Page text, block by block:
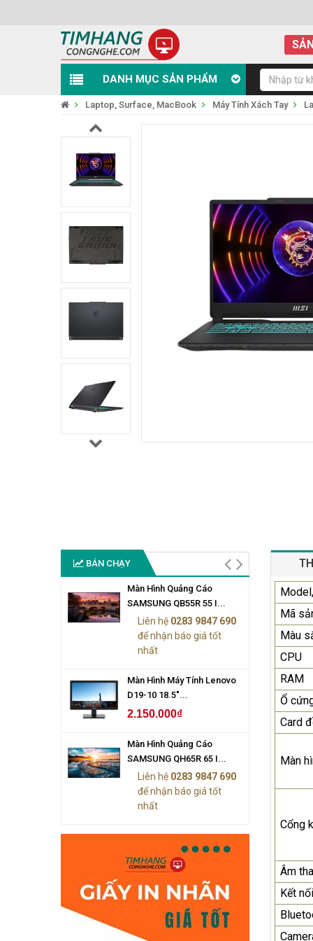
DANH MỤC SẢN PHẨM
Laptop, Surface, MacBook Máy Tính Xách Tay
BÁN CHẠY
Màn Hình Quảng Cáo
SAMSUNG QB55R 55 I...
Liên hệ 0283 9847 690
để nhận báo giá tốt
nhất
Màn Hình Máy Tính Lenovo
D19-10 18.5"...
2.150.000₫
Màn Hình Quảng Cáo
SAMSUNG QH65R 65 I...
Liên hệ 0283 9847 690
để nhận báo giá tốt
nhất
Mã
Màu
CPU
RAM
Ổ
Card
Màn
Cổng
Âm
Kết